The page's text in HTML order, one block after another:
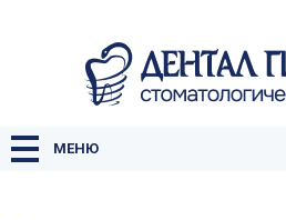
МЕНЮ
О КЛИНИКЕ
УСЛУГИ